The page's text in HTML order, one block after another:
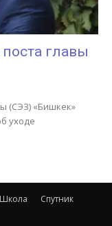
главы
(СЭЗ) «Бишкек»
уходе
Школа
Спутник